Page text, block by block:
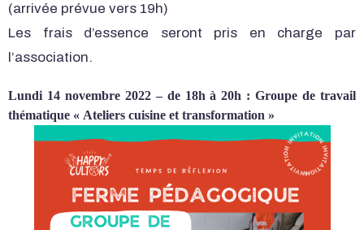
(arrivée prévue vers 19h)
Les frais d’essence seront pris en charge par
l’association.
Lundi 14 novembre 2022 – de 18h à 20h : Groupe de travail
thématique « Ateliers cuisine et transformation »